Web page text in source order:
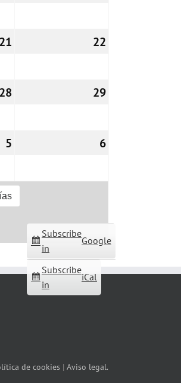
21 22
2828/11/2026 2929/11/2026
5 606/12/2026
Subscribe
in
Google
Subscribe
in
iCal
de cookies | Aviso legal.